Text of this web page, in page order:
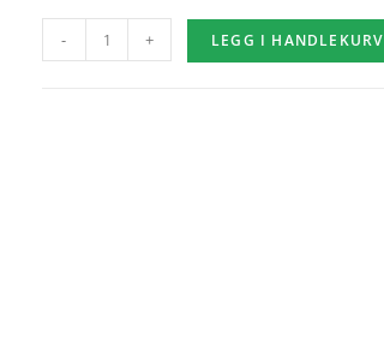
- + LEGG I HANDLEKURV